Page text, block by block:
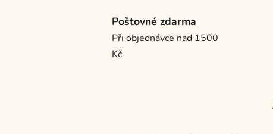
Poštovné zdarma
Při objednávce nad 1500
Kč